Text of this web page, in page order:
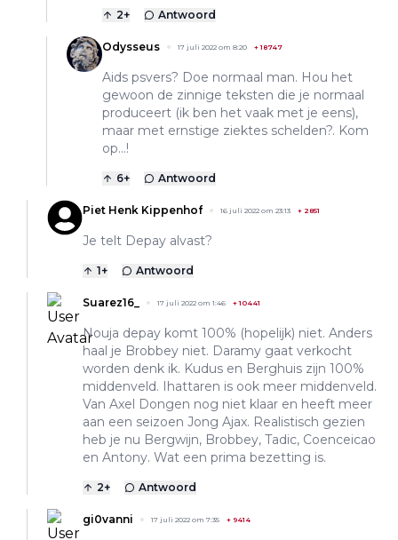
2+ Antwoord
Odysseus 17 juli 2022 om 8:20 +18747
Aids psvers? Doe normaal man. Hou het
gewoon de zinnige teksten die je normaal
produceert (ik ben het vaak met je eens),
maar met ernstige ziektes schelden?. Kom
op…!
6+ Antwoord
Piet Henk Kippenhof 16 juli 2022 om 23:13 + 2851
Je telt Depay alvast?
1+ Antwoord
Suarez16_ 17 juli 2022 om 1:46 +10441
Nouja depay komt 100% (hopelijk) niet. Anders
haal je Brobbey niet. Daramy gaat verkocht
worden denk ik. Kudus en Berghuis zijn 100%
middenveld. Ihattaren is ook meer middenveld.
Van Axel Dongen nog niet klaar en heeft meer
aan een seizoen Jong Ajax. Realistisch gezien
heb je nu Bergwijn, Brobbey, Tadic, Coenceicao
en Antony. Wat een prima bezetting is.
2+ Antwoord
gi0vanni 17 juli 2022 om 7:35 + 9414